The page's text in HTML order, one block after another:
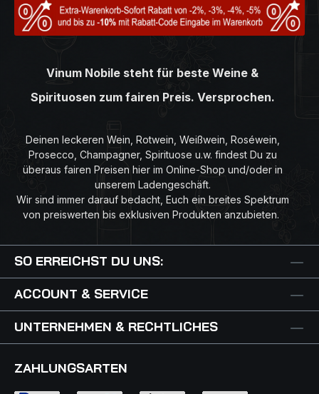
Vinum Nobile steht für beste Weine &
Spirituosen zum fairen Preis. Versprochen.
Deinen leckeren Wein, Rotwein, Weißwein, Roséwein,
Prosecco, Champagner, Spirituose u.w. findest Du zu
überaus fairen Preisen hier im Online-Shop und/oder in
unserem Ladengeschäft.
Wir sind immer darauf bedacht, Euch ein breites Spektrum
von preiswerten bis exklusiven Produkten anzubieten.
SO ERREICHST DU UNS:
ACCOUNT & SERVICE
UNTERNEHMEN & RECHTLICHES
ZAHLUNGSARTEN